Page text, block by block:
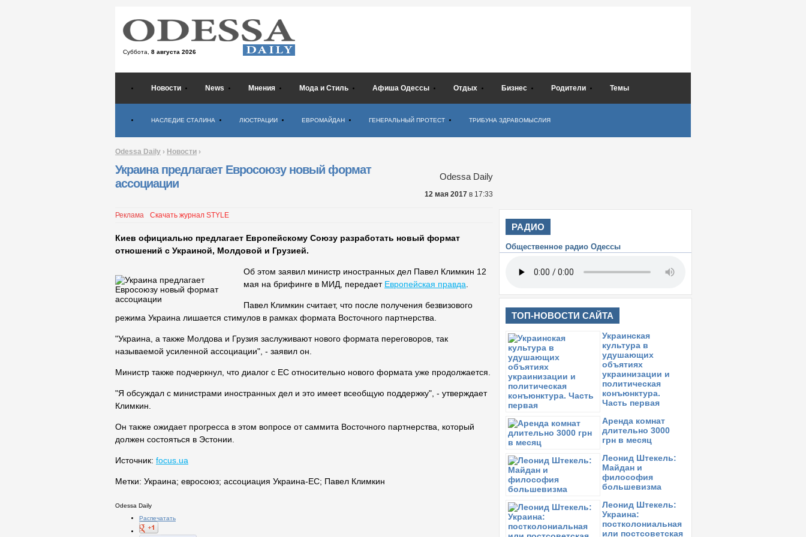
Суббота, 8 августа 2026
Новости News Мнения Мода и Стиль Афиша Одессы Отдых Бизнес Родители Темы
НАСЛЕДИЕ СТАЛИНА ЛЮСТРАЦИИ ЕВРОМАЙДАН ГЕНЕРАЛЬНЫЙ ПРОТЕСТ ТРИБУНА ЗДРАВОМЫСЛИЯ
Odessa Daily › Новости ›
Украина предлагает Евросоюзу новый формат
ассоциации
Odessa Daily
12 мая 2017 в 17:33
Реклама Скачать журнал STYLE
Киев официально предлагает Европейскому Союзу разработать новый формат
отношений с Украиной, Молдовой и Грузией.
Об этом заявил министр иностранных дел Павел Климкин 12
мая на брифинге в МИД, передает Европейская правда.
Павел Климкин считает, что после получения безвизового
режима Украина лишается стимулов в рамках формата Восточного партнерства.
"Украина, а также Молдова и Грузия заслуживают нового формата переговоров, так
называемой усиленной ассоциации", - заявил он.
Министр также подчеркнул, что диалог с ЕС относительно нового формата уже продолжается.
"Я обсуждал с министрами иностранных дел и это имеет всеобщую поддержку", - утверждает
Климкин.
Он также ожидает прогресса в этом вопросе от саммита Восточного партнерства, который
должен состояться в Эстонии.
Источник: focus.ua
Метки: Украина; евросоюз; ассоциация Украина-ЕС; Павел Климкин
Odessa Daily
Распечатать
РАДИО
Общественное радио Одессы
ТОП-НОВОСТИ САЙТА
Украинская
культура в
удушающих
объятиях
украинизации и
политическая
конъюнктура.
Часть первая
Аренда комнат
длительно 3000
грн в месяц
Леонид Штекель:
Майдан и
философия
большевизма
Леонид Штекель:
Украина:
постколониальная
или постсоветская